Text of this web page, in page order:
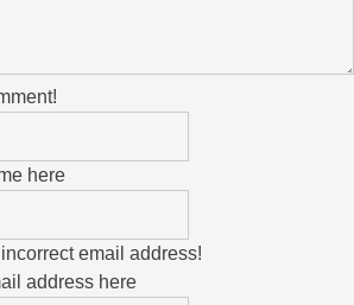
here
email address!
address here